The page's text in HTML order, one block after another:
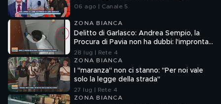
06 ago | Canale 5
ZONA BIANCA
Delitto di Garlasco: Andrea Sempio, la
Procura di Pavia non ha dubbi: l'impronta
33 è la pistola fumante
28 lug | Rete 4
ZONA BIANCA
I "maranza" non ci stanno: "Per noi vale
solo la legge della strada"
27 lug | Rete 4
ZONA BIANCA